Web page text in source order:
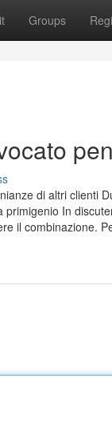
Groups
di altri clienti
In
il combinazione.